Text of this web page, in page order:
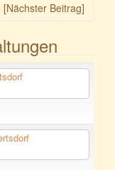
[Nächster Beitrag]